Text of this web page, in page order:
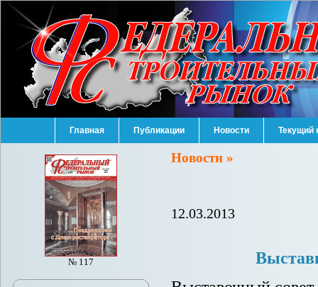
Главная Публикации Новости Текущий
Новости »
12.03.2013
№ 117